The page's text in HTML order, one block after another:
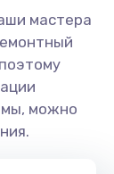
мастера
можно